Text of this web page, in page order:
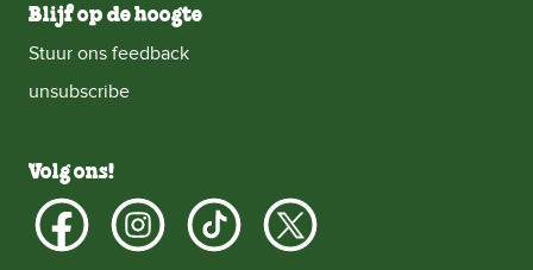
Blijf op de hoogte
Stuur ons feedback
unsubscribe
Volg ons!